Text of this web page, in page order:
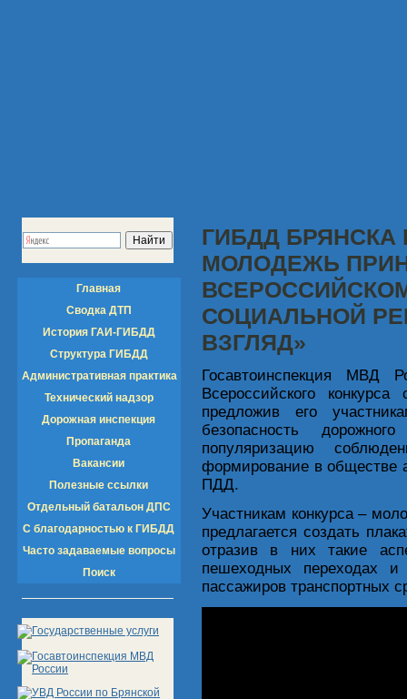
Главная
Сводка ДТП
История ГАИ-ГИБДД
Структура ГИБДД
Административная практика
Технический надзор
Дорожная инспекция
Пропаганда
Вакансии
Полезные ссылки
Отдельный батальон ДПС
С благодарностью к ГИБДД
Часто задаваемые вопросы
Поиск
ГИБДД БРЯНСКА
МОЛОДЕЖЬ
СОЦИАЛЬНОЙ
ВЗГЛЯД»
Госавтоинспекция МВД
Всероссийского
предложив его
безопасность
популяризацию
формирование в обществе
ПДД.
Участникам конкурса –
предлагается создать
отразив в них такие
пешеходных переходах и
пассажиров транспортных